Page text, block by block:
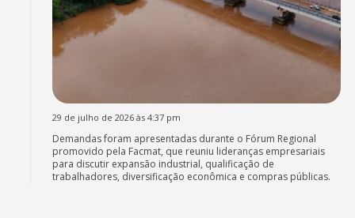
29 de julho de 2026 às 4:37 pm
Demandas foram apresentadas durante o Fórum Regional
promovido pela Facmat, que reuniu lideranças empresariais
para discutir expansão industrial, qualificação de
trabalhadores, diversificação econômica e compras públicas.